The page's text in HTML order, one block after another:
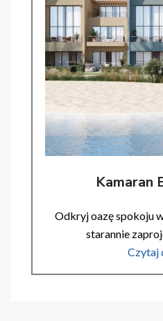
Kamaran
Odkryj oazę spokoju
starannie
Czytaj